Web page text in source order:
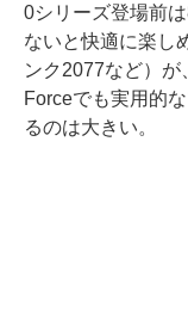
0シリーズ登場前
ないと快適に楽し
ンク2077など）
Forceでも実用的
るのは大きい。